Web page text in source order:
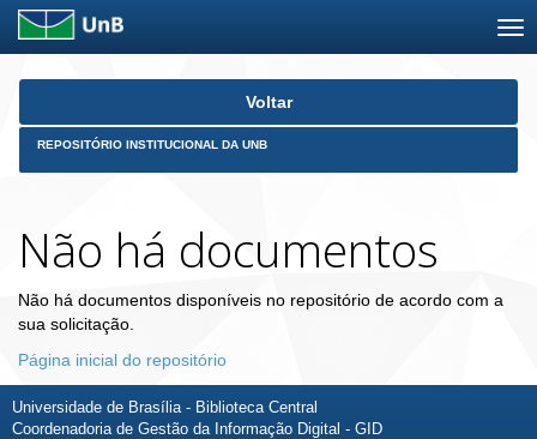
Skip
Voltar
REPOSITÓRIO INSTITUCIONAL DA UNB
Não há documentos
Não há documentos disponíveis no repositório de acordo com a
sua solicitação.
Página inicial do repositório
Universidade de Brasília - Biblioteca Central
Coordenadoria de Gestão da Informação Digital - GID